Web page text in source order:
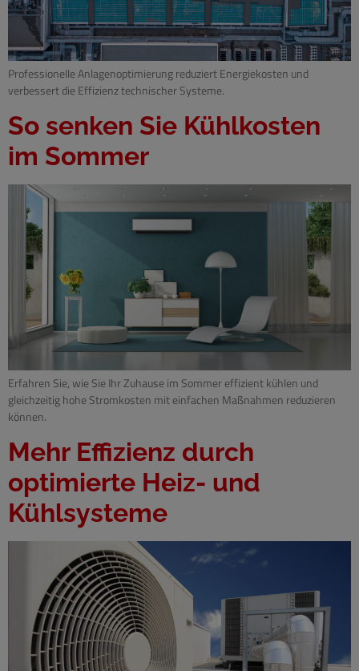
Professionelle Anlagenoptimierung reduziert Energiekosten und
verbessert die Effizienz technischer Systeme.
So senken Sie Kühlkosten
im Sommer
Erfahren Sie, wie Sie Ihr Zuhause im Sommer effizient kühlen und
gleichzeitig hohe Stromkosten mit einfachen Maßnahmen reduzieren
können.
Mehr Effizienz durch
optimierte Heiz- und
Kühlsysteme